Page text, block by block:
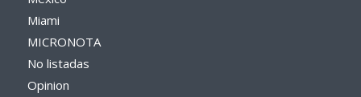
Miami
MICRONOTA
No listadas
Opinion